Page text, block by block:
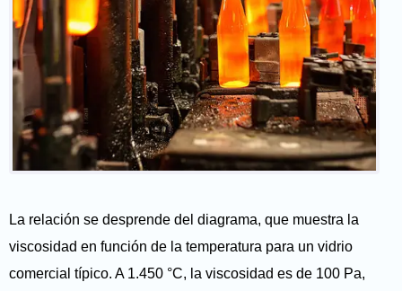
La relación se desprende del diagrama, que muestra la
viscosidad en función de la temperatura para un vidrio
comercial típico. A 1.450 °C, la viscosidad es de 100 Pa,